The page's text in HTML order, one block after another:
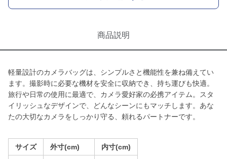
商品説明
軽量設計のカメラバッグは、シンプルさと機能性を兼ね備えてい
ます。撮影時に必要な機材を安全に収納でき、持ち運びも快適。
旅行や日常の使用に最適で、カメラ愛好家の必携アイテム。スタ
イリッシュなデザインで、どんなシーンにもマッチします。あな
たの大切なカメラをしっかり守る、頼れるパートナーです。
サイズ 外寸(cm) 内寸(cm)